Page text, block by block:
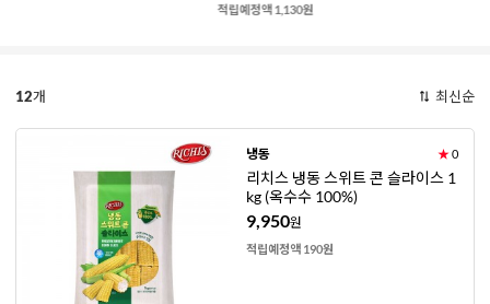
적립예정액 1,130원
12개 최신순
냉동 ★0
리치스 냉동 스위트 콘 슬라이스 1
kg (옥수수 100%)
9,950원
적립예정액 190원